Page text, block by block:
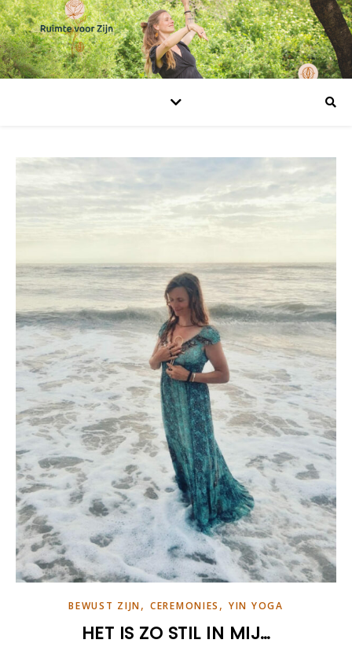
BEWUST ZIJN,CEREMONIES ,YIN YOGA
HET IS ZO STIL IN MIJ…